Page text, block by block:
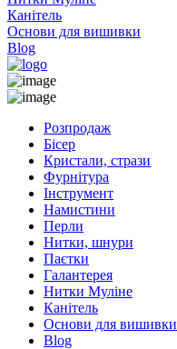
Канітель
Основи для вишивки
Blog
Розпродаж
Бісер
Кристали, стрази
Фурнітура
Інструмент
Намистини
Перли
Нитки, шнури
Паєтки
Галантерея
Нитки Муліне
Канітель
Основи для вишивки
Blog